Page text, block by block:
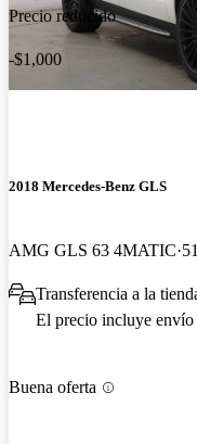
Precio reducido
-$1,000
2018 Mercedes-Benz GLS
AMG GLS 63 4MATIC
Transferencia a la
El precio incluye envío
Buena oferta